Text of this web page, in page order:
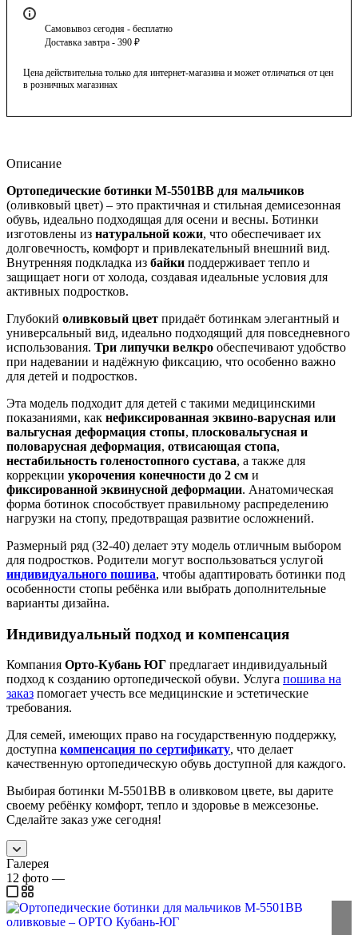
Самовывоз сегодня - бесплатно
Доставка завтра - 390 ₽
Цена действительна только для интернет-магазина и может отличаться от цен
в розничных магазинах
Описание
Ортопедические ботинки М-5501ВВ для мальчиков
(оливковый цвет) – это практичная и стильная демисезонная
обувь, идеально подходящая для осени и весны. Ботинки
изготовлены из натуральной кожи, что обеспечивает их
долговечность, комфорт и привлекательный внешний вид.
Внутренняя подкладка из байки поддерживает тепло и
защищает ноги от холода, создавая идеальные условия для
активных подростков.
Глубокий оливковый цвет придаёт ботинкам элегантный и
универсальный вид, идеально подходящий для повседневного
использования. Три липучки велкро обеспечивают удобство
при надевании и надёжную фиксацию, что особенно важно
для детей и подростков.
Эта модель подходит для детей с такими медицинскими
показаниями, как нефиксированная эквино-варусная или
вальгусная деформация стопы, плосковальгусная и
половарусная деформация, отвисающая стопа,
нестабильность голеностопного сустава, а также для
коррекции укорочения конечности до 2 см и
фиксированной эквинусной деформации. Анатомическая
форма ботинок способствует правильному распределению
нагрузки на стопу, предотвращая развитие осложнений.
Размерный ряд (32-40) делает эту модель отличным выбором
для подростков. Родители могут воспользоваться услугой
индивидуального пошива, чтобы адаптировать ботинки под
особенности стопы ребёнка или выбрать дополнительные
варианты дизайна.
Индивидуальный подход и компенсация
Компания Орто-Кубань ЮГ предлагает индивидуальный
подход к созданию ортопедической обуви. Услуга пошива на
заказ помогает учесть все медицинские и эстетические
требования.
Для семей, имеющих право на государственную поддержку,
доступна компенсация по сертификату, что делает
качественную ортопедическую обувь доступной для каждого.
Выбирая ботинки М-5501ВВ в оливковом цвете, вы дарите
своему ребёнку комфорт, тепло и здоровье в межсезонье.
Сделайте заказ уже сегодня!
Галерея
12 фото —